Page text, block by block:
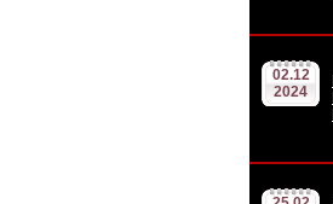
02.12
2024